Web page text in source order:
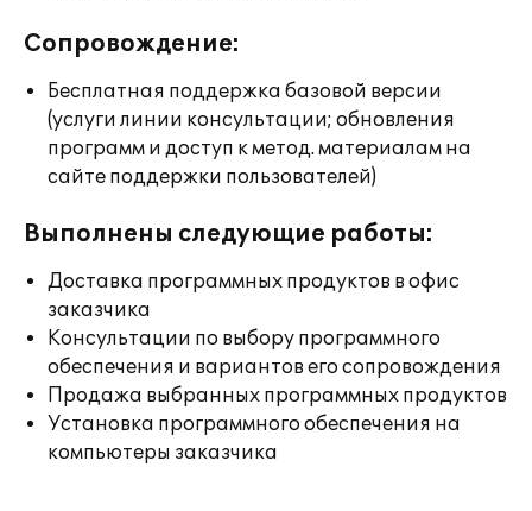
Сопровождение:
Бесплатная поддержка базовой версии
(услуги линии консультации; обновления
программ и доступ к метод. материалам на
сайте поддержки пользователей)
Выполнены следующие работы:
Доставка программных продуктов в офис
заказчика
Консультации по выбору программного
обеспечения и вариантов его сопровождения
Продажа выбранных программных продуктов
Установка программного обеспечения на
компьютеры заказчика